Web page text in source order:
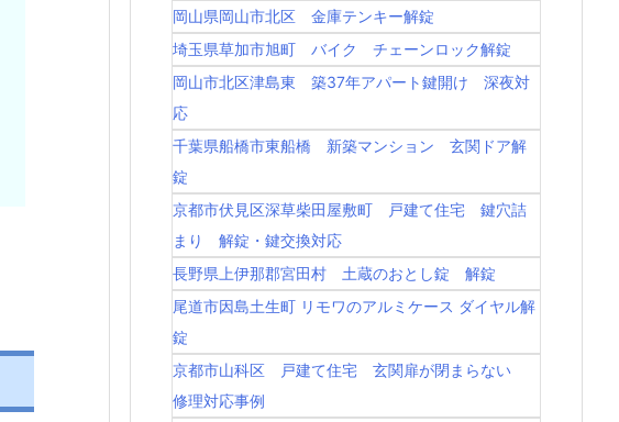
岡山県岡山市北区 金庫テンキー解錠
埼玉県草加市旭町 バイク チェーンロック解錠
岡山市北区津島東 築37年アパート鍵開け 深夜対
応
千葉県船橋市東船橋 新築マンション 玄関ドア解
錠
京都市伏見区深草柴田屋敷町 戸建て住宅 鍵穴詰
まり 解錠・鍵交換対応
長野県上伊那郡宮田村 土蔵のおとし錠 解錠
尾道市因島土生町 リモワのアルミケース ダイヤル解
錠
京都市山科区 戸建て住宅 玄関扉が閉まらない
修理対応事例